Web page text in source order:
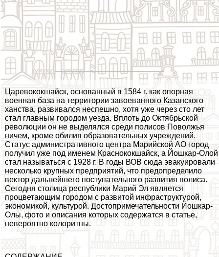
Царевококшайск, основанный в 1584 г. как опopная
военная база на территории завоеванного Казанского
ханства, развивался неспешно, хотя уже через сто лет
стал главным городом уезда. Вплоть до Октябрьской
революции он не выделялся среди полисов Поволжья
ничем, кроме обилия образовательных учреждений.
Статус административного центра Марийской АО город
получил уже под именем Краснококшайск, а Йошкар-Олой
стал называться с 1928 г. В годы ВОВ сюда эвакуировали
несколько крупных предприятий, что предопределило
вектор дальнейшего поступательного развития полиса.
Сегодня столица республики Марий Эл является
процветающим городом с развитой инфраструктурой,
экономикой, культурой. Достопримечательности Йошкар-
Олы, фото и описания которых содержатся в статье,
невероятно колоритны.